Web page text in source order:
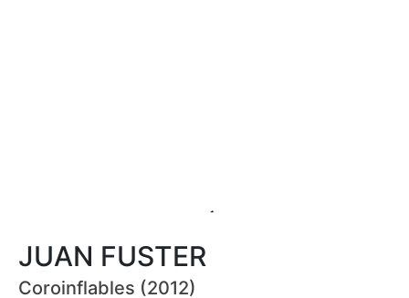
JUAN FUSTER
Coroinflables (2012)